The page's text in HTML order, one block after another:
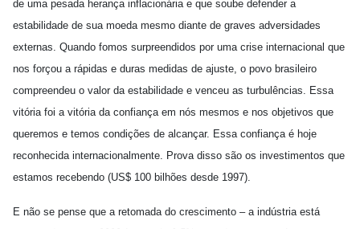
de uma pesada herança inflacionária e que soube defender a
estabilidade de sua moeda mesmo diante de graves adversidades
externas. Quando fomos surpreendidos por uma crise internacional que
nos forçou a rápidas e duras medidas de ajuste, o povo brasileiro
compreendeu o valor da estabilidade e venceu as turbulências. Essa
vitória foi a vitória da confiança em nós mesmos e nos objetivos que
queremos e temos condições de alcançar. Essa confiança é hoje
reconhecida internacionalmente. Prova disso são os investimentos que
estamos recebendo (US$ 100 bilhões desde 1997).
E não se pense que a retomada do crescimento – a indústria está